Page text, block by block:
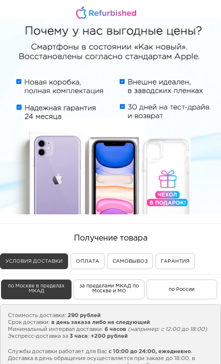
Получение товара
УСЛОВИЯ ДОСТАВКИ ОПЛАТА САМОВЫВОЗ ГАРАНТИЯ
по Москве в пределах
МКАД
за пределами МКАД по
Москве и МО
по России
Стоимость доставки: 290 рублей
Срок доставки: в день заказа либо на следующий
Минимальный интервал доставки: 6 часов (например: с 12:00 до 18:00)
Экспресс-доставка за 3 часа : +200 рублей
Службы доставки работает для Вас с 10:00 до 24:00, ежедневно.
Доставка в день обращения осуществляется при заказе до 18:00, в